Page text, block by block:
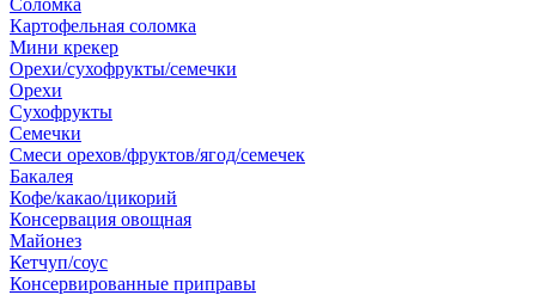
Соломка
Картофельная соломка
Мини крекер
Орехи/сухофрукты/семечки
Орехи
Сухофрукты
Семечки
Смеси орехов/фруктов/ягод/семечек
Бакалея
Кофе/какао/цикорий
Консервация овощная
Майонез
Кетчуп/соус
Консервированные приправы